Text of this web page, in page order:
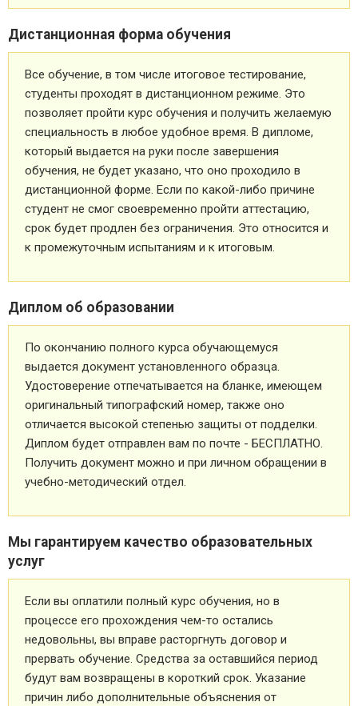
Дистанционная форма обучения
Все обучение, в том числе итоговое тестирование,
студенты проходят в дистанционном режиме. Это
позволяет пройти курс обучения и получить желаемую
специальность в любое удобное время. В дипломе,
который выдается на руки после завершения
обучения, не будет указано, что оно проходило в
дистанционной форме. Если по какой-либо причине
студент не смог своевременно пройти аттестацию,
срок будет продлен без ограничения. Это относится и
к промежуточным испытаниям и к итоговым.
Диплом об образовании
По окончанию полного курса обучающемуся
выдается документ установленного образца.
Удостоверение отпечатывается на бланке, имеющем
оригинальный типографский номер, также оно
отличается высокой степенью защиты от подделки.
Диплом будет отправлен вам по почте - БЕСПЛАТНО.
Получить документ можно и при личном обращении в
учебно-методический отдел.
Мы гарантируем качество образовательных
услуг
Если вы оплатили полный курс обучения, но в
процессе его прохождения чем-то остались
недовольны, вы вправе расторгнуть договор и
прервать обучение. Средства за оставшийся период
будут вам возвращены в короткий срок. Указание
причин либо дополнительные объяснения от